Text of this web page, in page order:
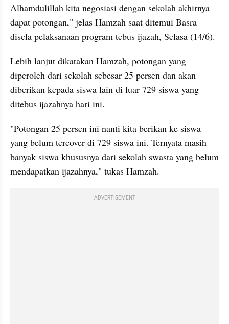
Alhamdulillah kita negosiasi dengan sekolah akhirnya
dapat potongan," jelas Hamzah saat ditemui Basra
disela pelaksanaan program tebus ijazah, Selasa (14/6).
Lebih lanjut dikatakan Hamzah, potongan yang
diperoleh dari sekolah sebesar 25 persen dan akan
diberikan kepada siswa lain di luar 729 siswa yang
ditebus ijazahnya hari ini.
"Potongan 25 persen ini nanti kita berikan ke siswa
yang belum tercover di 729 siswa ini. Ternyata masih
banyak siswa khususnya dari sekolah swasta yang belum
mendapatkan ijazahnya," tukas Hamzah.
ADVERTISEMENT